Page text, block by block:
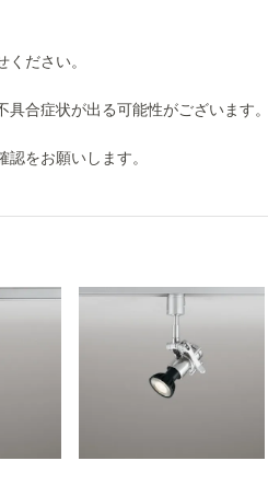
ださい。
合症状が出る可能性がございます。
をお願いします。